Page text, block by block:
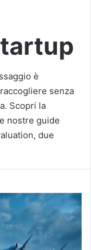
è
senza
Scopri la
nostre guide
due